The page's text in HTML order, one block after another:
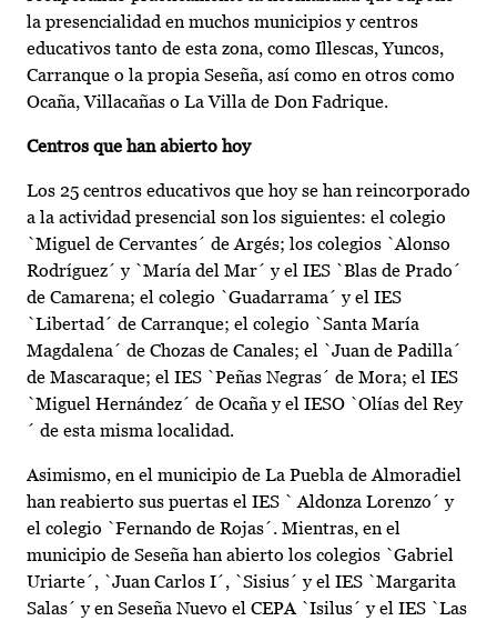
la presencialidad en muchos municipios y centros
educativos tanto de esta zona, como Illescas, Yuncos,
Carranque o la propia Seseña, así como en otros como
Ocaña, Villacañas o La Villa de Don Fadrique.
Centros que han abierto hoy
Los 25 centros educativos que hoy se han reincorporado
a la actividad presencial son los siguientes: el colegio
`Miguel de Cervantes´ de Argés; los colegios `Alonso
Rodríguez´ y `María del Mar´ y el IES `Blas de Prado´
de Camarena; el colegio `Guadarrama´ y el IES
`Libertad´ de Carranque; el colegio `Santa María
Magdalena´ de Chozas de Canales; el `Juan de Padilla´
de Mascaraque; el IES `Peñas Negras´ de Mora; el IES
`Miguel Hernández´ de Ocaña y el IESO `Olías del Rey
´ de esta misma localidad.
Asimismo, en el municipio de La Puebla de Almoradiel
han reabierto sus puertas el IES ` Aldonza Lorenzo´ y
el colegio `Fernando de Rojas´. Mientras, en el
municipio de Seseña han abierto los colegios `Gabriel
Uriarte´, `Juan Carlos I´, `Sisius´ y el IES `Margarita
Salas´ y en Seseña Nuevo el CEPA `Isilus´ y el IES `Las